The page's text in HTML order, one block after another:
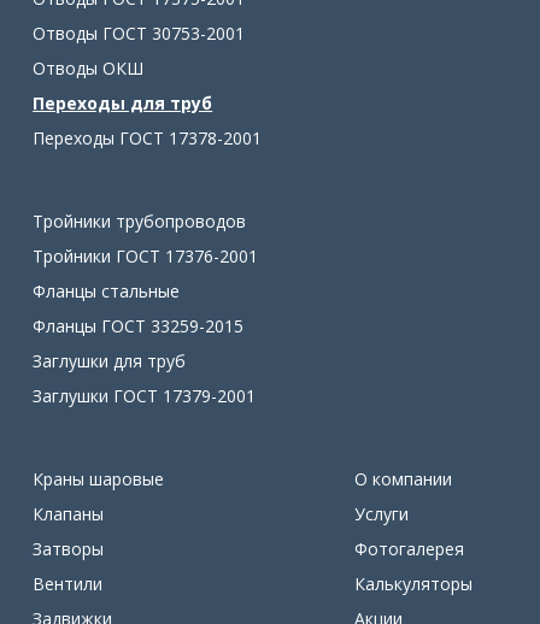
Отводы ГОСТ 30753-2001
Отводы ОКШ
Переходы для труб
Переходы ГОСТ 17378-2001
Тройники трубопроводов
Тройники ГОСТ 17376-2001
Фланцы стальные
Фланцы ГОСТ 33259-2015
Заглушки для труб
Заглушки ГОСТ 17379-2001
Краны шаровые
Клапаны
Затворы
Вентили
Задвижки
О компании
Услуги
Фотогалерея
Калькуляторы
Акции